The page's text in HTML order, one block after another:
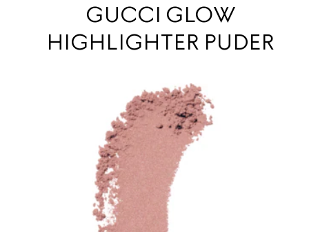
GUCCI GLOW
HIGHLIGHTER PUDER